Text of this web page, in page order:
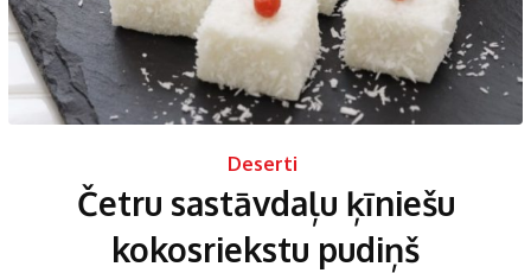
Deserti
Četru sastāvdaļu ķīniešu
kokosriekstu pudiņš